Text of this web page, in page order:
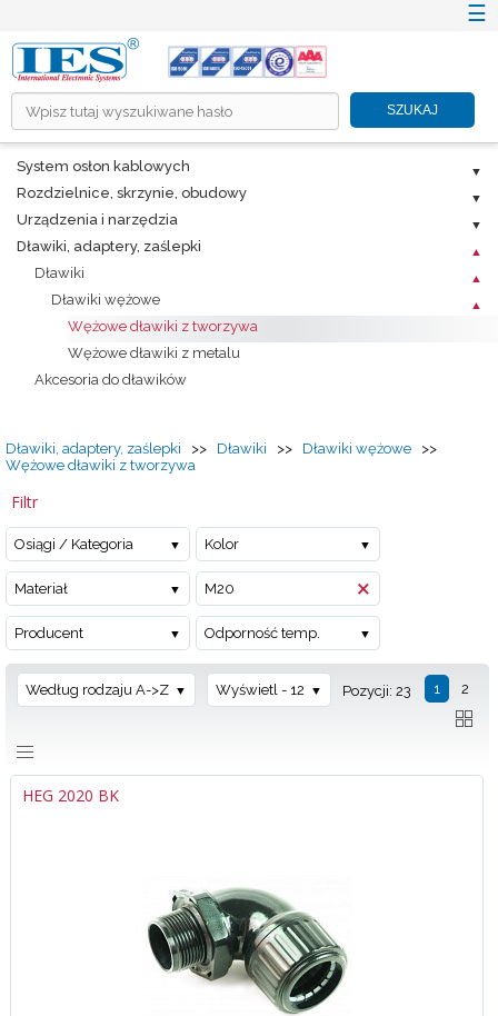
×
HOME
RIEŠENIA ICT A TZB
PROMOTION
KARIÉRA
☰
SZUKAJ
System osłon kablowych
Rozdzielnice, skrzynie, obudowy
Urządzenia i narzędzia
Dławiki, adaptery, zaślepki
Dławiki
Dławiki wężowe
Wężowe dławiki z tworzywa
Wężowe dławiki z metalu
Akcesoria do dławików
Dławiki, adaptery, zaślepki >> Dławiki >> Dławiki wężowe
>>
Wężowe dławiki z tworzywa
Filtr
Osiągi / Kategoria Kolor
Materiał M20
Producent Odporność temp.
1 2
Według rodzaju A->Z Wyświetl - 12 Pozycji: 23
HEG 2020 BK